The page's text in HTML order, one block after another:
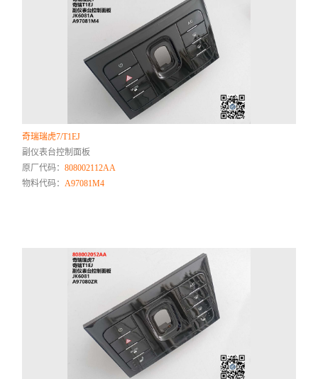
奇瑞瑞虎7/T1EJ
副仪表台控制面板
原厂代码：808002112AA
物料代码： A97081M4